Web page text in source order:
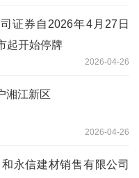
证券自2026年4月27日
起开始停牌
2026-04-26
湘江新区
2026-04-26
永信建材销售有限公司